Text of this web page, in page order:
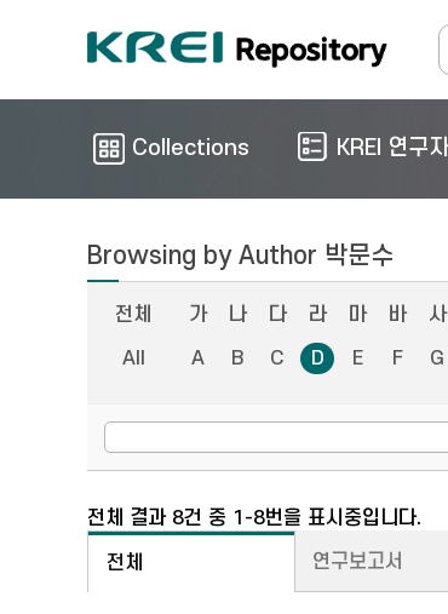
Collections KREI 연구자
Browsing by Author 박문수
전체 가 나 다 라 마 바 사
All
A B C D E F G
전체 결과 8건 중 1-8번을 표시중입니다.
전체 연구보고서